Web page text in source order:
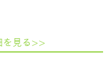
を見る>>